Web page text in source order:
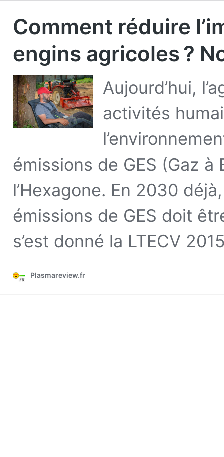
Comment réduire
engins agricoles ?
Aujourd’hui,
activités
émissions de GES (Gaz
l’Hexagone. En 2030
émissions de GES doit
s’est donné la LTECV
Plasmareview.fr